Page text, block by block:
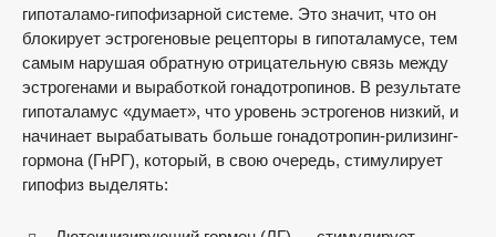
гипоталамо-гипофизарной системе. Это значит, что он
блокирует эстрогеновые рецепторы в гипоталамусе, тем
самым нарушая обратную отрицательную связь между
эстрогенами и выработкой гонадотропинов. В результате
гипоталамус «думает», что уровень эстрогенов низкий, и
начинает вырабатывать больше гонадотропин-рилизинг-
гормона (ГнРГ), который, в свою очередь, стимулирует
гипофиз выделять: